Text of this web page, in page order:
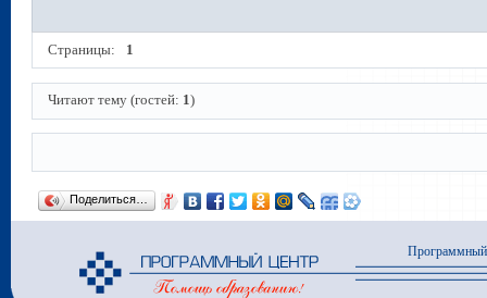
Страницы: 1
Читают тему (гостей: 1)
Поделиться…